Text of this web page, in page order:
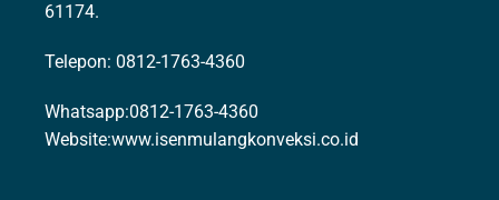
61174.
Telepon: 0812-1763-4360
Whatsapp:0812-1763-4360
Website:www.isenmulangkonveksi.co.id